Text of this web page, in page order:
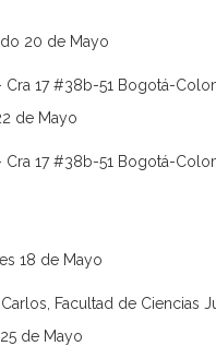
20 de Mayo
Cra 17 #38b-51 Bogotá-
de Mayo
Cra 17 #38b-51 Bogotá-
18 de Mayo
Carlos, Facultad de
de Mayo